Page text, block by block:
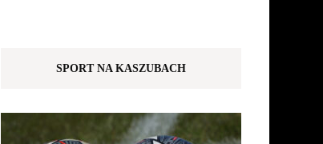
SPORT NA KASZUBACH